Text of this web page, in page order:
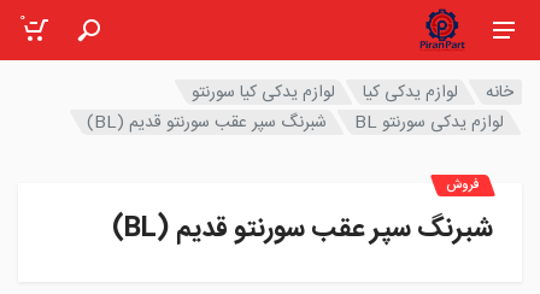
0
خانه لوازم یدکی کیا
لوازم یدکی کیا سورنتو
لوازم یدکی سورنتو BL
شبرنگ سپر عقب سورنتو قدیم (BL)
شبرنگ سپر عقب سورنتو قدیم (BL)
فروش